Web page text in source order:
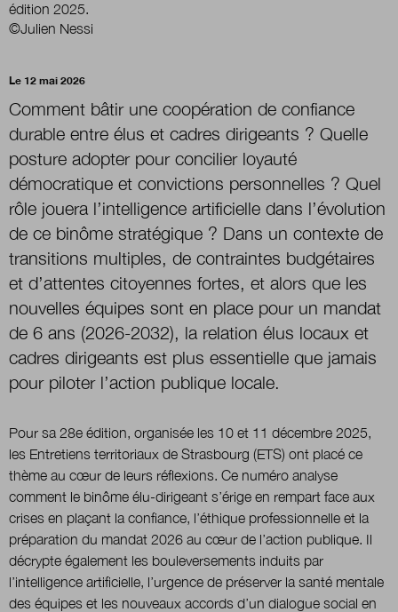
édition 2025.
©Julien Nessi
Le 12 mai 2026
Comment bâtir une coopération de confiance
durable entre élus et cadres dirigeants ? Quelle
posture adopter pour concilier loyauté
démocratique et convictions personnelles ? Quel
rôle jouera l’intelligence artificielle dans l’évolution
de ce binôme stratégique ? Dans un contexte de
transitions multiples, de contraintes budgétaires
et d’attentes citoyennes fortes, et alors que les
nouvelles équipes sont en place pour un mandat
de 6 ans (2026-2032), la relation élus locaux et
cadres dirigeants est plus essentielle que jamais
pour piloter l’action publique locale.
Pour sa 28e édition, organisée les 10 et 11 décembre 2025,
les Entretiens territoriaux de Strasbourg (ETS) ont placé ce
thème au cœur de leurs réflexions. Ce numéro analyse
comment le binôme élu-dirigeant s’érige en rempart face aux
crises en plaçant la confiance, l’éthique professionnelle et la
préparation du mandat 2026 au cœur de l’action publique. Il
décrypte également les bouleversements induits par
l’intelligence artificielle, l’urgence de préserver la santé mentale
des équipes et les nouveaux accords d’un dialogue social en